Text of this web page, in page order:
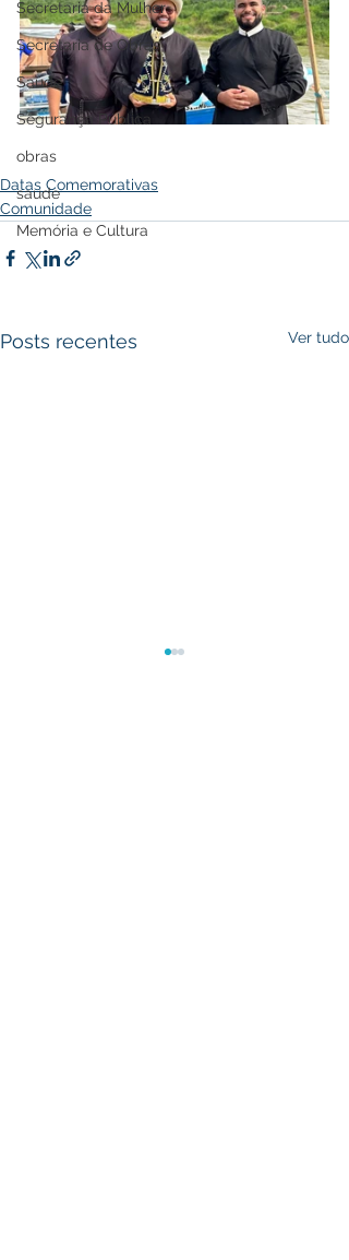
Secretaria da Mulher
Secretaria de Obras
Saúde
Segurança Pública
obras
saude
Memória e Cultura
Datas Comemorativas
Comunidade
Posts recentes Ver tudo